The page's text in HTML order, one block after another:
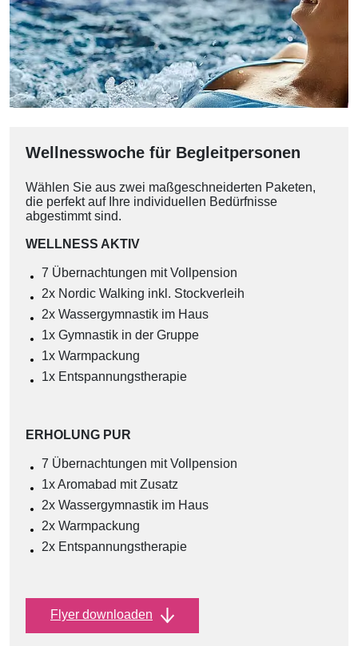
Wellnesswoche für Begleitpersonen
Wählen Sie aus zwei maßgeschneiderten Paketen,
die perfekt auf Ihre individuellen Bedürfnisse
abgestimmt sind.
WELLNESS AKTIV
7 Übernachtungen mit Vollpension
2x Nordic Walking inkl. Stockverleih
2x Wassergymnastik im Haus
1x Gymnastik in der Gruppe
1x Warmpackung
1x Entspannungstherapie
ERHOLUNG PUR
7 Übernachtungen mit Vollpension
1x Aromabad mit Zusatz
2x Wassergymnastik im Haus
2x Warmpackung
2x Entspannungstherapie
Flyer downloaden